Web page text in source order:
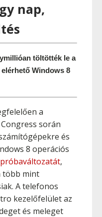
nap,
töltötték le a
Windows 8
a
során
és
8 operációs
próbaváltozatát,
több mint
A telefonos
kezelőfelület az
és meleget